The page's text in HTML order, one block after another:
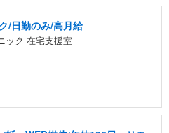
/日勤のみ/高月給
ック 在宅支援室